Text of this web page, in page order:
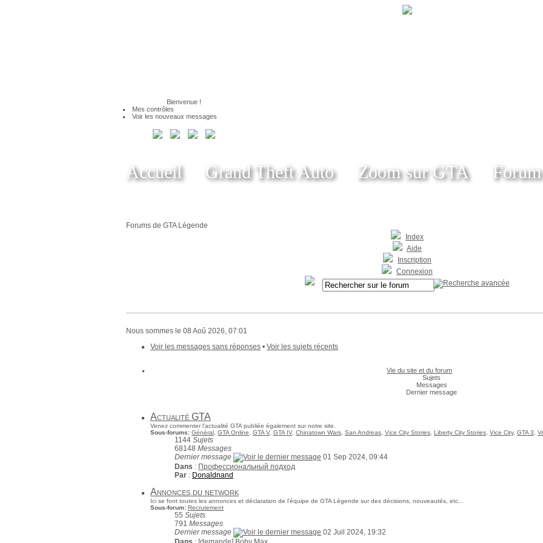
Bienvenue !
Mes contrôles
Voir les nouveaux messages
Accueil Grand Theft Auto Zoom sur GTA Forum
Forums de GTA Légende
Index
Aide
Inscription
Connexion
Nous sommes le 08 Aoû 2026, 07:01
Voir les messages sans réponses • Voir les sujets récents
Vie du site et du forum
Sujets
Messages
Dernier message
Actualité GTA
Venez commenter l'actualité GTA publiée également sur notre site.
Sous-forums: Général GTA Online GTA V, GTA IV, Chinatown Wars San Andreas Vice City Stories Liberty City Stories Vice City, GTA 3
1144 Sujets
68148 Messages
Dernier message
01 Sep 2024, 09:44
Dans : Профессиональный подход
Par : Donaldnand
Annonces du network
Ici se font toutes les annonces et déclaration de l'équipe de GTA Légende sur des décisions, nouveautés, etc...
Sous-forum: Recrutement
55 Sujets
791 Messages
Dernier message
02 Juil 2024, 19:32